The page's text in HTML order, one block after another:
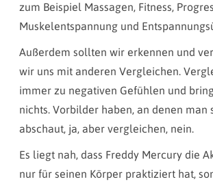
zum Beispiel Massagen, Fitness,
Muskelentspannung und
Außerdem sollten wir erkennen und
wir uns mit anderen Vergleichen.
immer zu negativen Gefühlen und
nichts. Vorbilder haben, an denen man
abschaut, ja, aber vergleichen, nein.
Es liegt nah, dass Freddy Mercury die
nur für seinen Körper praktiziert hat,